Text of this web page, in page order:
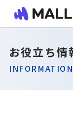
お役立ち情
INFORMATION